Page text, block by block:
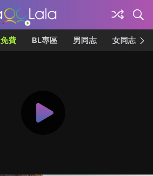
免費 BL專區 男同志 女同志